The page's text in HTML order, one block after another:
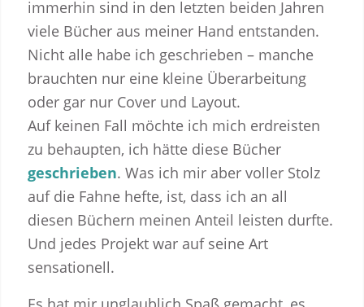
immerhin sind in den letzten beiden Jahren
viele Bücher aus meiner Hand entstanden.
Nicht alle habe ich geschrieben – manche
brauchten nur eine kleine Überarbeitung
oder gar nur Cover und Layout.
Auf keinen Fall möchte ich mich erdreisten
zu behaupten, ich hätte diese Bücher
geschrieben. Was ich mir aber voller Stolz
auf die Fahne hefte, ist, dass ich an all
diesen Büchern meinen Anteil leisten durfte.
Und jedes Projekt war auf seine Art
sensationell.